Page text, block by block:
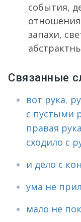
события,
запахи,
Связанные
вот рука,
с пустыми
правая рука
сходило с
и дело с
ума не
мало не